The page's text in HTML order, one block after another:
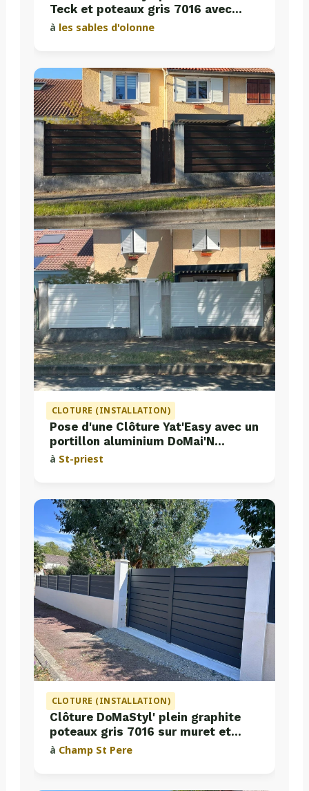
Teck et poteaux gris 7016 avec
plaques de soubassement béton
à les sables d'olonne
CLOTURE (INSTALLATION)
Pose d'une Clôture Yat'Easy avec un
portillon aluminium DoMai'N
Colmont
à St-priest
CLOTURE (INSTALLATION)
Clôture DoMaStyl' plein graphite
poteaux gris 7016 sur muret et
portail coulissant Classic Strong
à Champ St Pere